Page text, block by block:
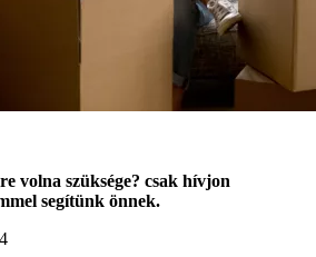
volna szüksége? csak hívjon
segítünk önnek.